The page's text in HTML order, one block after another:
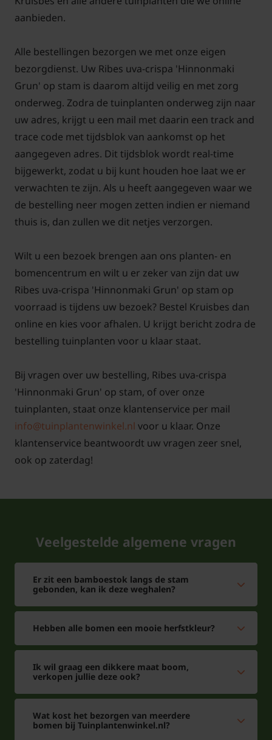
Als u meerdere stuks van dezelfde stamhoogte
Bomen van tuinplantenwinkel.nl kunt u jaarrond
planten. Dit kan omdat we al onze bomen in pot
leveren. Aanplanten in de herfst, winter, lente én
zomer is dus altijd mogelijk, met
aangroeigarantie!
aanbieden.
Alle bestellingen bezorgen we met onze eigen
bezorgdienst. Uw Ribes uva-crispa 'Hinnonmaki
Grun' op stam is daarom altijd veilig en met zorg
onderweg. Zodra de tuinplanten onderweg zijn naar
uw adres, krijgt u een mail met daarin een track and
trace code met tijdsblok van aankomst op het
aangegeven adres. Dit tijdsblok wordt real-time
bijgewerkt, zodat u bij kunt houden hoe laat we er
verwachten te zijn. Als u heeft aangegeven waar we
de bestelling neer mogen zetten indien er niemand
thuis is, dan zullen we dit netjes verzorgen.
Wilt u een bezoek brengen aan ons planten- en
bomencentrum en wilt u er zeker van zijn dat uw
Ribes uva-crispa 'Hinnonmaki Grun' op stam op
voorraad is tijdens uw bezoek? Bestel Kruisbes dan
online en kies voor afhalen. U krijgt bericht zodra de
bestelling tuinplanten voor u klaar staat.
Bij vragen over uw bestelling, Ribes uva-crispa
'Hinnonmaki Grun' op stam, of over onze
tuinplanten, staat onze klantenservice per mail
info@tuinplantenwinkel.nl voor u klaar. Onze
klantenservice beantwoordt uw vragen zeer snel,
ook op zaterdag!
Veelgestelde algemene vragen
Er zit een bamboestok langs de stam
gebonden, kan ik deze weghalen?
Hebben alle bomen een mooie herfstkleur?
Ik wil graag een dikkere maat boom,
verkopen jullie deze ook?
Wat kost het bezorgen van meerdere
bomen bij Tuinplantenwinkel.nl?